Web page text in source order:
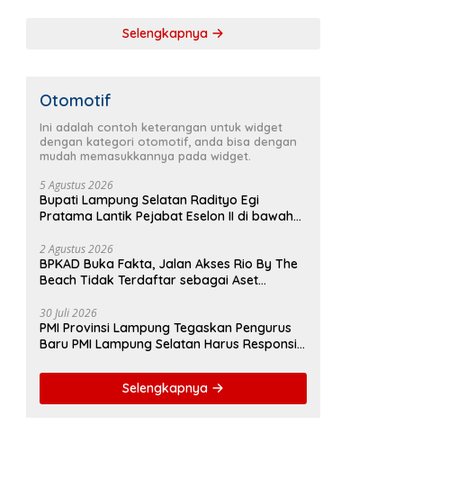
Selengkapnya
Otomotif
Ini adalah contoh keterangan untuk widget
dengan kategori otomotif, anda bisa dengan
mudah memasukkannya pada widget.
5 Agustus 2026
Bupati Lampung Selatan Radityo Egi
Pratama Lantik Pejabat Eselon II di bawah
2 Agustus 2026
BPKAD Buka Fakta, Jalan Akses Rio By The
Beach Tidak Terdaftar sebagai Aset
30 Juli 2026
PMI Provinsi Lampung Tegaskan Pengurus
Baru PMI Lampung Selatan Harus Responsif
Selengkapnya